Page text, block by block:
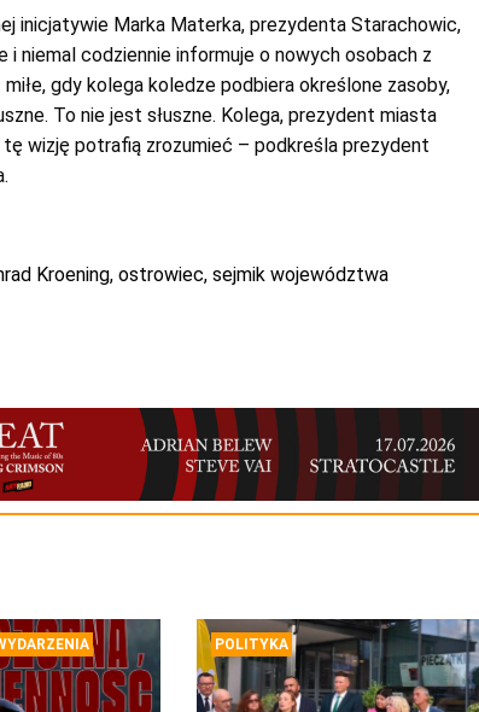
inicjatywie Marka Materka, prezydenta Starachowic,
niemal codziennie informuje o nowych osobach z
gdy kolega koledze podbiera określone zasoby,
To nie jest słuszne. Kolega, prezydent miasta
wizję potrafią zrozumieć – podkreśla prezydent
Kroening, ostrowiec, sejmik województwa
POLITYKA